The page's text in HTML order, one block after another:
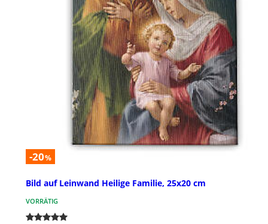
-20%
Bild auf Leinwand Heilige Familie, 25x20 cm
VORRÄTIG